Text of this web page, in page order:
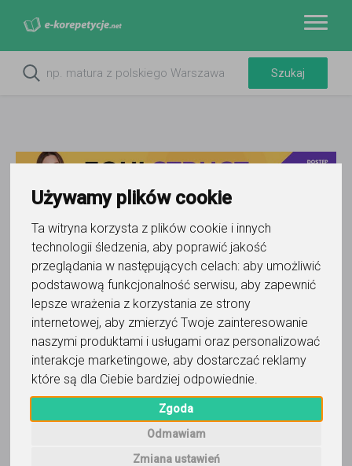
Używamy plików cookie
Ta witryna korzysta z plików cookie i innych
technologii śledzenia, aby poprawić jakość
przeglądania w następujących celach: aby umożliwić
podstawową funkcjonalność serwisu, aby zapewnić
lepsze wrażenia z korzystania ze strony
internetowej, aby zmierzyć Twoje zainteresowanie
naszymi produktami i usługami oraz personalizować
interakcje marketingowe, aby dostarczać reklamy
które są dla Ciebie bardziej odpowiednie
Zgoda
Odmawiam
Zmiana ustawień
Do ulubionych
Oznacz wystąpienie kontaktu
Wszechstronny Edukator
Wyślij wiadomość